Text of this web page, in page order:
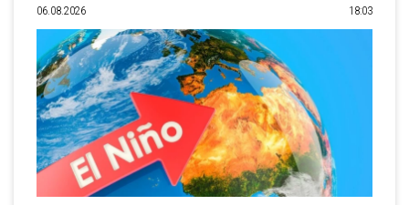
06.08.2026 18:03